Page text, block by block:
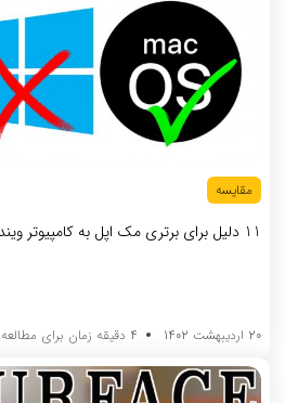
مقایسه
11 دلیل برای برتری مک اپل به کامپیوتر ویندوزی
20 اردیبهشت 1402 4 دقیقه زمان برای مطالعه